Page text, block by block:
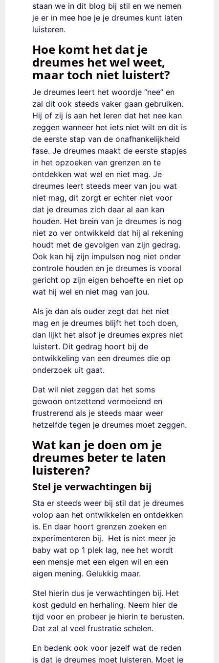
staan we in dit blog bij stil en we nemen
je er in mee hoe je je dreumes kunt laten
luisteren.
Hoe komt het dat je
dreumes het wel weet,
maar toch niet luistert?
Je dreumes leert het woordje “nee” en
zal dit ook steeds vaker gaan gebruiken.
Hij of zij is aan het leren dat het nee kan
zeggen wanneer het iets niet wilt en dit is
de eerste stap van de onafhankelijkheid
fase. Je dreumes maakt de eerste stapjes
in het opzoeken van grenzen en te
ontdekken wat wel en niet mag. Je
dreumes leert steeds meer van jou wat
niet mag, dit zorgt er echter niet voor
dat je dreumes zich daar al aan kan
houden. Het brein van je dreumes is nog
niet zo ver ontwikkeld dat hij al rekening
houdt met de gevolgen van zijn gedrag.
Ook kan hij zijn impulsen nog niet onder
controle houden en je dreumes is vooral
gericht op zijn eigen behoefte en niet op
wat hij wel en niet mag van jou.
Als je dan als ouder zegt dat het niet
mag en je dreumes blijft het toch doen,
dan lijkt het alsof je dreumes expres niet
luistert. Dit gedrag hoort bij de
ontwikkeling van een dreumes die op
onderzoek uit gaat.
Dat wil niet zeggen dat het soms
gewoon ontzettend vermoeiend en
frustrerend als je steeds maar weer
hetzelfde tegen je dreumes moet zeggen.
Wat kan je doen om je
dreumes beter te laten
luisteren?
Stel je verwachtingen bij
Sta er steeds weer bij stil dat je dreumes
volop aan het ontwikkelen en ontdekken
is. En daar hoort grenzen zoeken en
experimenteren bij. Het is niet meer je
baby wat op 1 plek lag, nee het wordt
een mensje met een eigen wil en een
eigen mening. Gelukkig maar.
Stel hierin dus je verwachtingen bij. Het
kost geduld en herhaling. Neem hier de
tijd voor en probeer je hierin te berusten.
Dat zal al veel frustratie schelen.
En bedenk ook voor jezelf wat de reden
is dat je dreumes moet luisteren. Moet je